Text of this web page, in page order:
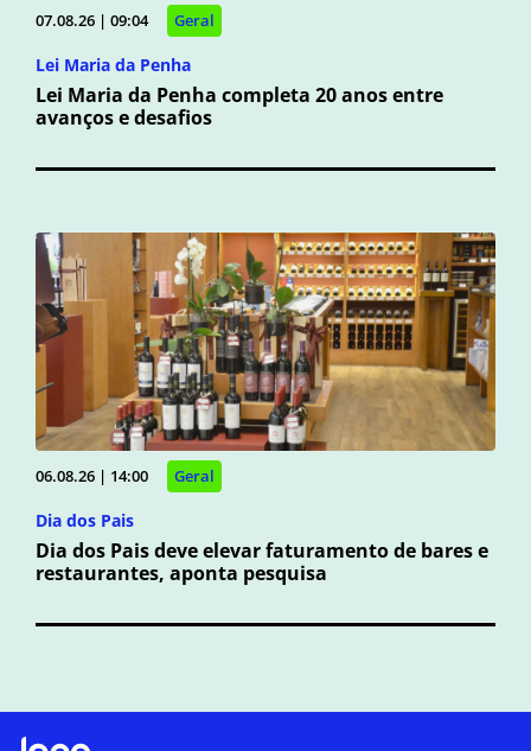
07.08.26 | 09:04 Geral
Lei Maria da Penha
Lei Maria da Penha completa 20 anos entre
avanços e desafios
06.08.26 | 14:00 Geral
Dia dos Pais
Dia dos Pais deve elevar faturamento de bares e
restaurantes, aponta pesquisa